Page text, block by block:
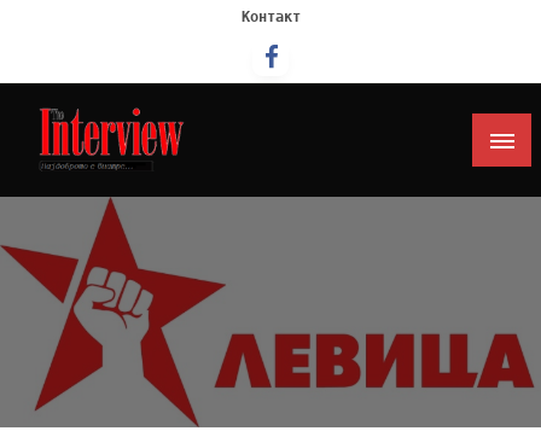
Контакт
Интервју